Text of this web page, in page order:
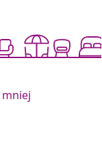
mniej